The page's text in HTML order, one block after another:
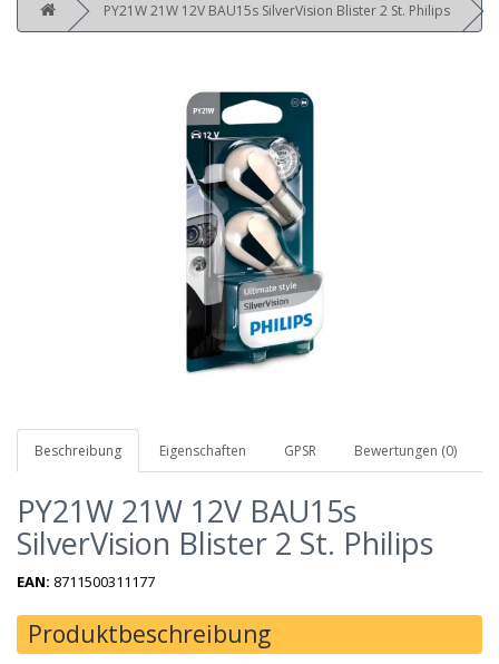
PY21W 21W 12V BAU15s SilverVision Blister 2 St. Philips
Beschreibung Eigenschaften GPSR Bewertungen (0)
PY21W 21W 12V BAU15s
SilverVision Blister 2 St. Philips
EAN: 8711500311177
Produktbeschreibung